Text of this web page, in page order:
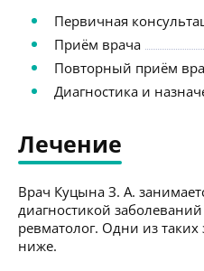
Первичная
Приём врача
Повторный приём
Диагностика и
Лечение
Врач Куцына З. А.
диагностикой
ревматолог. Одни из
ниже.